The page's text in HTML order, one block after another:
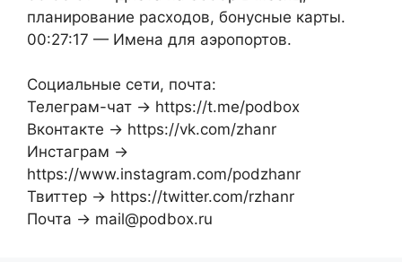
планирование расходов, бонусные карты.
00:27:17 — Имена для аэропортов.
Социальные сети, почта:
Телеграм-чат → https://t.me/podbox
Вконтакте → https://vk.com/zhanr
Инстаграм →
https://www.instagram.com/podzhanr
Твиттер → https://twitter.com/rzhanr
Почта → mail@podbox.ru